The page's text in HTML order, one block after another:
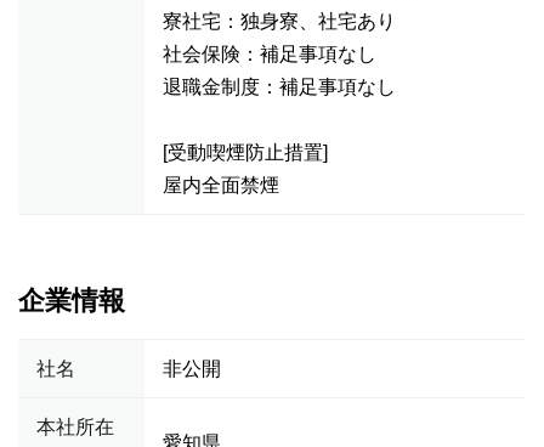
寮社宅：独身寮、社宅あり
社会保険：補足事項なし
退職金制度：補足事項なし
[受動喫煙防止措置]
屋内全面禁煙
企業情報
社名 非公開
本社所在
愛知県